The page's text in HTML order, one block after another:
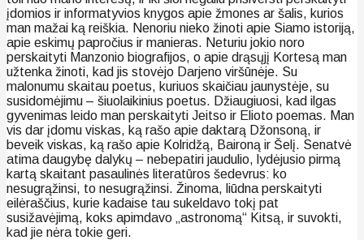
įdomios ir informatyvios knygos apie žmones ar šalis, kurios
man mažai ką reiškia. Nenoriu nieko žinoti apie Siamo istoriją,
apie eskimų papročius ir manieras. Neturiu jokio noro
perskaityti Manzonio biografijos, o apie drąsųjį Kortesą man
užtenka žinoti, kad jis stovėjo Darjeno viršūnėje. Su
malonumu skaitau poetus, kuriuos skaičiau jaunystėje, su
susidomėjimu – šiuolaikinius poetus. Džiaugiuosi, kad ilgas
gyvenimas leido man perskaityti Jeitso ir Elioto poemas. Man
vis dar įdomu viskas, ką rašo apie daktarą Džonsoną, ir
beveik viskas, ką rašo apie Kolridžą, Baironą ir Šelį. Senatvė
atima daugybę dalykų – nebepatiri jaudulio, lydėjusio pirmą
kartą skaitant pasaulinės literatūros šedevrus: ko
nesugrąžinsi, to nesugrąžinsi. Žinoma, liūdna perskaityti
eilėraščius, kurie kadaise tau sukeldavo tokį pat
susižavėjimą, koks apimdavo „astronomą“ Kitsą, ir suvokti,
kad jie nėra tokie geri.